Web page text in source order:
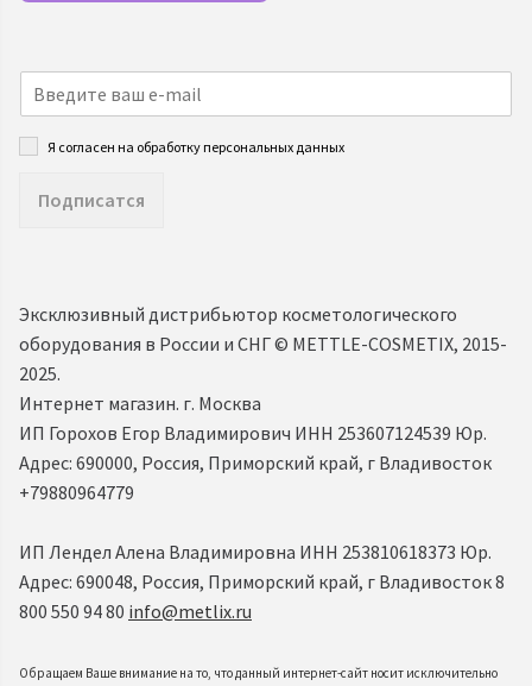
Я согласен на обработку персональных данных
Подписатся
Эксклюзивный дистрибьютор косметологического
оборудования в России и СНГ ©️ METTLE-COSMETIX, 2015-
2025.
Интернет магазин. г. Москва
ИП Горохов Егор Владимирович ИНН 253607124539 Юр.
Адрес: 690000, Россия, Приморский край, г Владивосток
+79880964779
ИП Лендел Алена Владимировна ИНН 253810618373 Юр.
Адрес: 690048, Россия, Приморский край, г Владивосток 8
800 550 94 80 info@metlix.ru
Обращаем Ваше внимание на то, что данный интернет-сайт носит исключительно